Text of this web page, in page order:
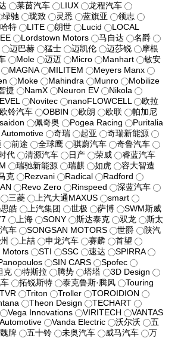
莱茵汽车 LIUX
龙程汽车
绿驰 珑致 灵悉 蓝旗亚
领志
特 LITE 朗世 Lucid
LOCAL
Lordstown Motors 马自达
名爵
迈巴赫 猛士 迈凯伦 迈莎锐
摩根
Mole 迈迈 Micro Manhart
敏安
MAGNA MILITEM
Meyers Manx
Moke Mahindra Munro
Mobilize
捷 NamX Neuron EV
Nikola
Novitec nanoFLOWCELL
欧拉
欧铃汽车 OBBIN 欧朗 欧联
帕加尼
佩奇奥 Pogea Racing
Puritalia
Automotive 奇瑞 起亚
奇瑞新能源
前途 全球鹰 骐蔚汽车
奇鲁汽车
代 清源汽车 日产 荣威
睿蓝汽车
瑞驰新能源 瑞麒 如虎
容大智造
克 Rezvani Radical
Radford
Revo Zero Rinspeed
深蓝汽车
三菱 上汽大通MAXUS
smart
思皓 上汽集团 世极 萨博
SWM斯威
上海 SONY 斯达泰克 双龙
斯太
车 SONGSAN MOTORS 世爵
陕汽
上喆 申龙汽车 赛麟
首望
Motors STI SSC 速达
SPIRRA
SIN CARS
Spofec
克 特斯拉 腾势 塔塔
3D Design
拓锐斯特 泰克鲁斯·腾风
Touring
TVR Triton Troller
TOROIDION
Theon Design
TECHART
Vega Innovations VIRITECH
VANTAS
Vanda Electric 沃尔沃
五
魏牌 五十铃 未奥汽车 威马汽车
万